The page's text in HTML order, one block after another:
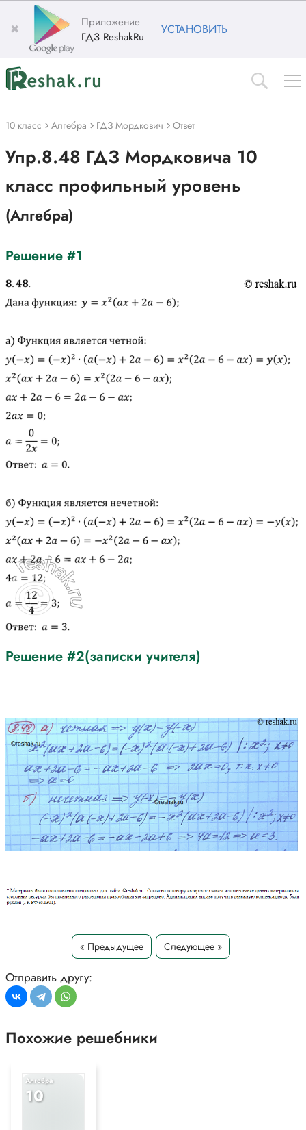
✖
Приложение
ГДЗ ReshakRu
УСТАНОВИТЬ
10 класс Алгебра ГДЗ Мордкович Ответ
Упр.8.48 ГДЗ Мордковича 10
класс профильный уровень
(Алгебра)
Решение #1
Решение #2(записки учителя)
« Предыдущее Следующее »
Отправить другу:
Похожие решебники
Алгебра
10